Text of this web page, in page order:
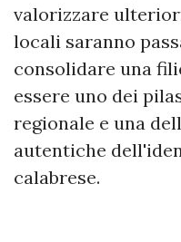
valorizzare
locali saranno
consolidare una
essere uno dei
regionale e una
autentiche
calabrese.